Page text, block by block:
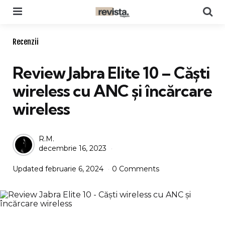
Categories
Recenzii
Review Jabra Elite 10 – Căști
wireless cu ANC și încărcare
wireless
Posted
by
R.M.
decembrie 16, 2023
Updated februarie 6, 2024 0 Comments